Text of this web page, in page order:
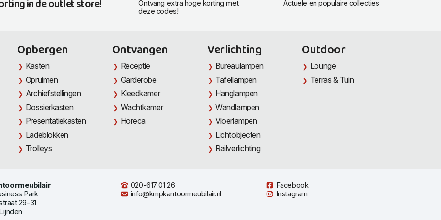
in de outlet store!
Ontvang extra hoge korting met
deze codes!
Actuele en populaire collecties
Opbergen
Kasten
Opruimen
Archiefstellingen
Dossierkasten
Presentatiekasten
Ladeblokken
Trolleys
Ontvangen
Receptie
Garderobe
Kleedkamer
Wachtkamer
Horeca
Verlichting
Bureaulampen
Tafellampen
Hanglampen
Wandlampen
Vloerlampen
Lichtobjecten
Railverlichting
Outdoor
Lounge
Terras & Tuin
Park
29-31
020-617 01 26
info@kmpkantoormeubilair.nl
Facebook
Instagram